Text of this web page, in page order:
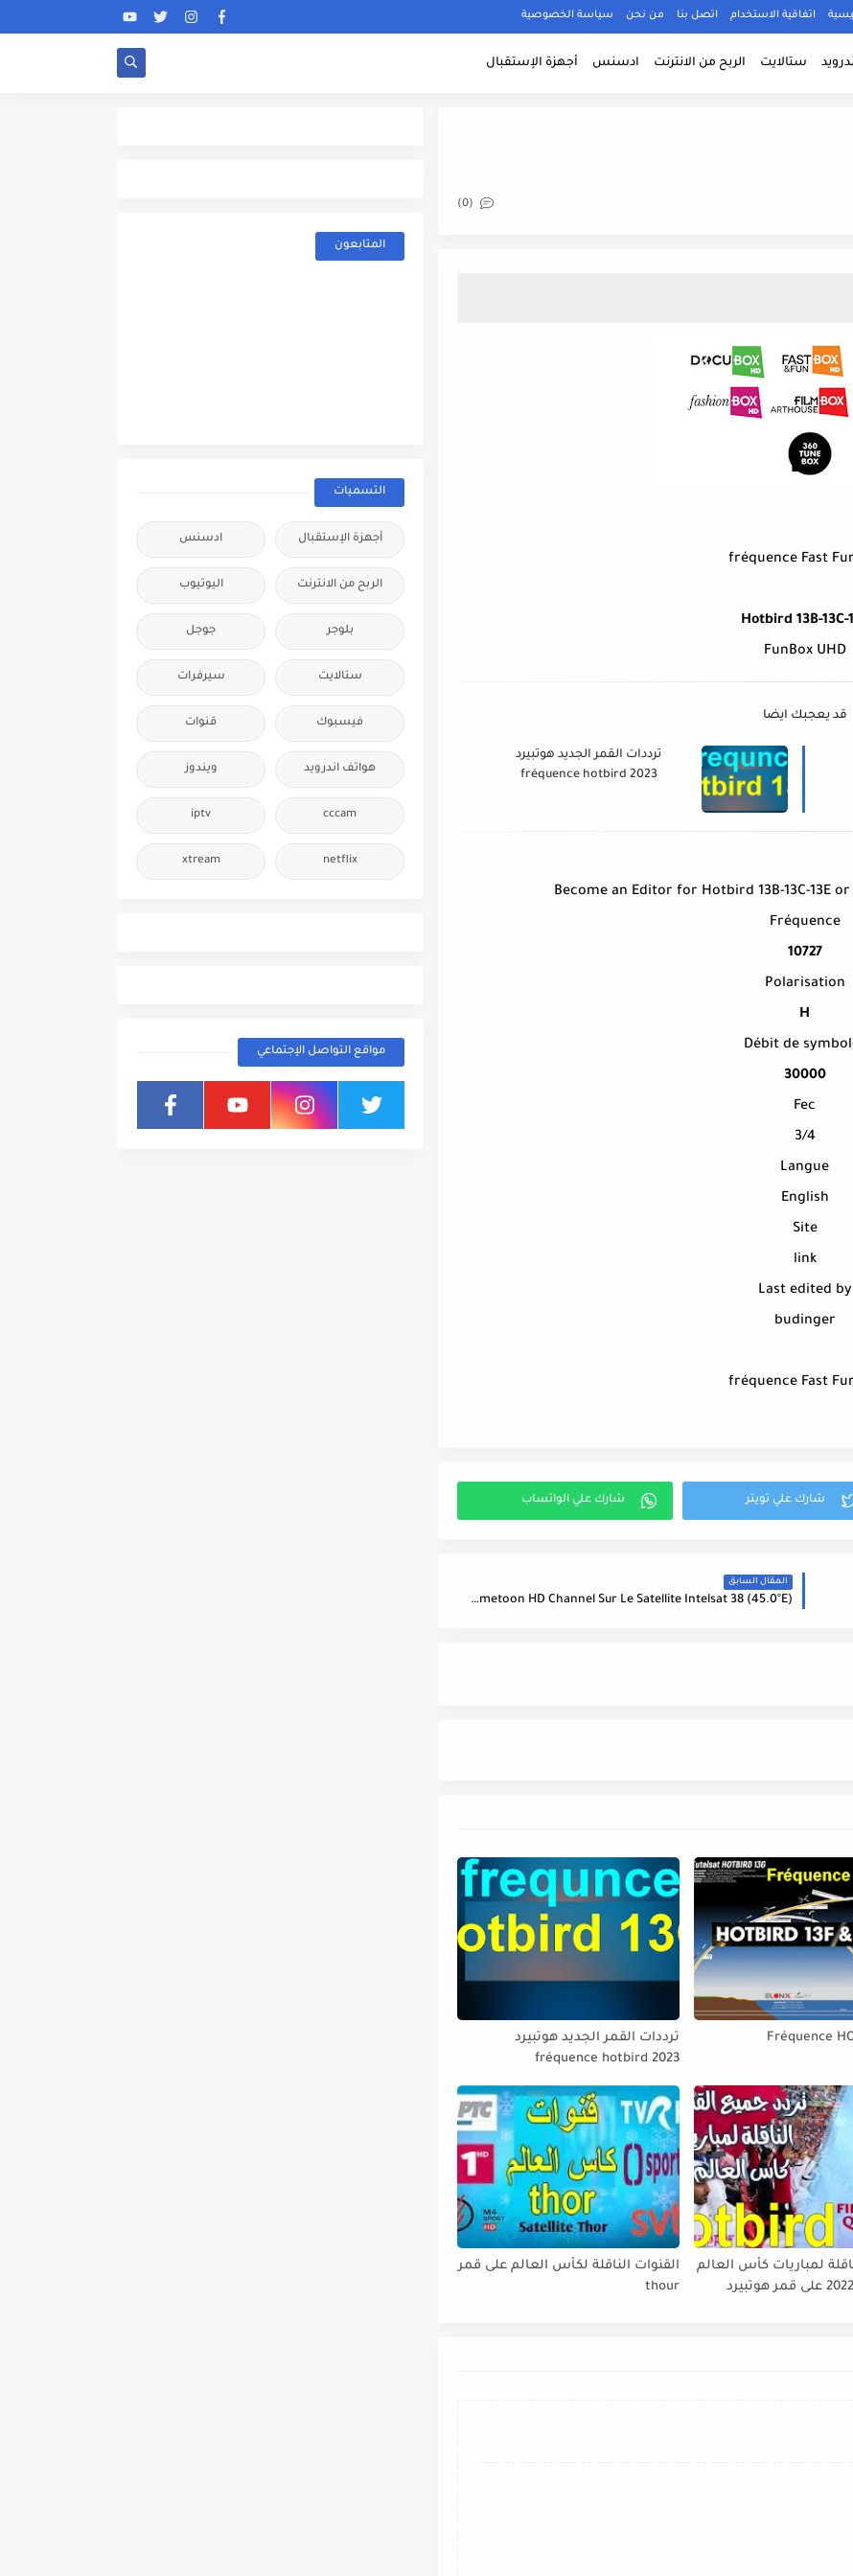
اتفاقية الاستخدام اتصل بنا من نحن سياسة الخصوصية
ستالايت الربح من الانترنت ادسنس أجهزة الإستقبال
(0)
fréquence Fast
Hotbird 13B-13C-
FunBox UHD
قد يعجبك ايضا
ترددات القمر الجديد هوتبيرد
fréquence hotbird 2023
Become an Editor for Hotbird 13B-13C-13E
Fréquence
10727
Polarisation
H
Débit de
30000
Fec
3/4
Langue
English
Site
link
Last edited by
budinger
fréquence Fast
المقال السابق
Fréquence Gametoon HD Channel Sur Le Satellite Intelsat 38 (45.0°E) - تردد قناة
Fréquence
ترددات القمر الجديد هوتبيرد
fréquence hotbird 2023
لمباريات كأس العالم
FIFA قطر 2022 على قمر هوتبيرد
القنوات الناقلة لكأس العالم على قمر
thour
المتابعون
التسميات
أجهزة الإستقبال ادسنس
الربح من الانترنت اليوتيوب
بلوجر جوجل
ستالايت سيرفرات
فيسبوك قنوات
هواتف اندرويد ويندوز
cccam
iptv
netflix
xtream
مواقع التواصل الإجتماعي